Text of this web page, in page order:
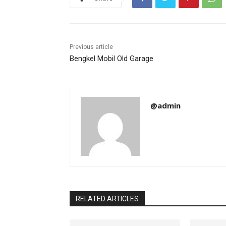
Previous article
Bengkel Mobil Old Garage
@admin
RELATED ARTICLES